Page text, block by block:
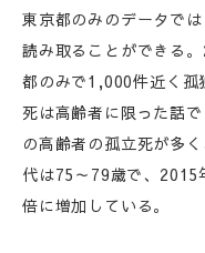
東京都のみのデータで
読み取ることができる
都のみで1,000件近く
死は高齢者に限った話
の高齢者の孤立死が多
代は75～79歳で、
倍に増加している。